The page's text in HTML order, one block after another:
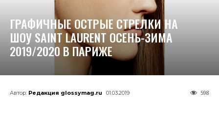
ГРАФИЧНЫЕ ОСТРЫЕ СТРЕЛКИ НА
ШОУ SAINT LAURENT ОСЕНЬ-ЗИМА
2019/2020 В ПАРИЖЕ
Автор: Редакция glossymag.ru 01.03.2019 598